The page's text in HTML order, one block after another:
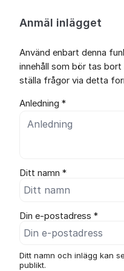
Anmäl inlägget
Använd enbart denna
innehåll som bör tas
ställa frågor via detta
Anledning *
Ditt namn *
Din e-postadress *
Ditt namn och inlägg kan
publikt.